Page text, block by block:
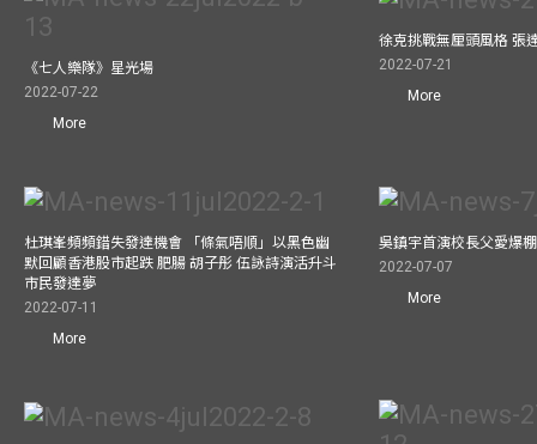
《七人樂隊》星光場
2022-07-22
More
徐克挑戰無厘頭風格 張
2022-07-21
More
杜琪峯頻頻錯失發達機會 「條氣唔順」以黑色幽
默回顧香港股市起跌 肥腸 胡子彤 伍詠詩演活升斗
市民發達夢
2022-07-11
More
吳鎮宇首演校長父愛爆棚
2022-07-07
More